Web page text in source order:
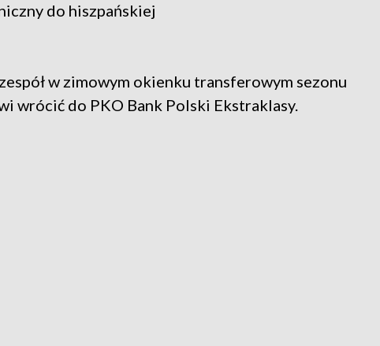
do hiszpańskiej
w zimowym okienku transferowym sezonu
wrócić do PKO Bank Polski Ekstraklasy.